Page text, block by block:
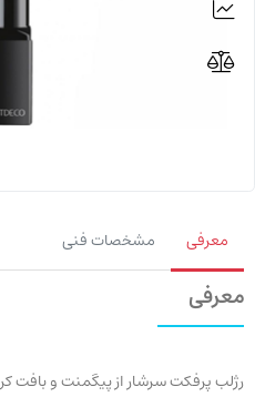
معرفی مشخصات فنی
معرفی